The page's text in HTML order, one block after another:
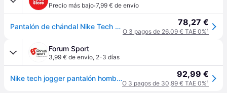
Precio más bajo·7,99 € de envío
Pantalón de chándal Nike Tech - Bleu 78,27 €
O 3 pagos de 26,09 € TAE 0%¹
Forum Sport
3,99 € de envío, 2-3 días
Nike tech jogger pantalón hombre - Negro - L 92,99 €
O 3 pagos de 30,99 € TAE 0%¹